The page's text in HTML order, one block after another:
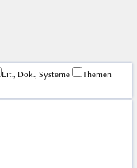
Lit., Dok., Systeme
Themen